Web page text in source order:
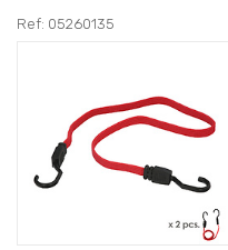
Ref: 05260135